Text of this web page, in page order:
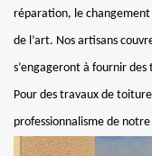
réparation, le
de l’art. Nos artisans
s’engageront à fournir
Pour des travaux de
professionnalisme de